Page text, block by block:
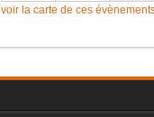
voir la carte de ces